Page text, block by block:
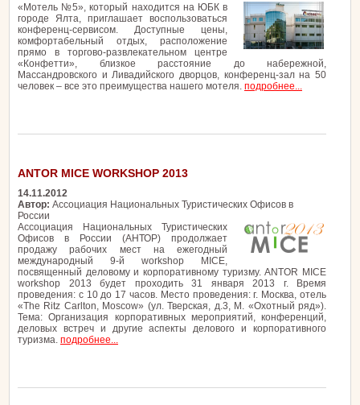
«Мотель №5», который находится на ЮБК в
городе Ялта, приглашает воспользоваться
конференц-сервисом. Доступные цены,
комфортабельный отдых, расположение
прямо в торгово-развлекательном центре
«Конфетти», близкое расстояние до набережной,
Массандровского и Ливадийского дворцов, конференц-зал на 50
человек – все это преимущества нашего мотеля. подробнее...
ANTOR MICE WORKSHOP 2013
14.11.2012
Автор: Ассоциация Национальных Туристических Офисов в
России
Ассоциация Национальных Туристических
Офисов в России (АНТОР) продолжает
продажу рабочих мест на ежегодный
международный 9-й workshop MICE,
посвященный деловому и корпоративному туризму. ANTOR MICE
workshop 2013 будет проходить 31 января 2013 г. Время
проведения: с 10 до 17 часов. Место проведения: г. Москва, отель
«The Ritz Carlton, Moscow» (ул. Тверская, д.3, М. «Охотный ряд»).
Тема: Организация корпоративных мероприятий, конференций,
деловых встреч и другие аспекты делового и корпоративного
туризма. подробнее...